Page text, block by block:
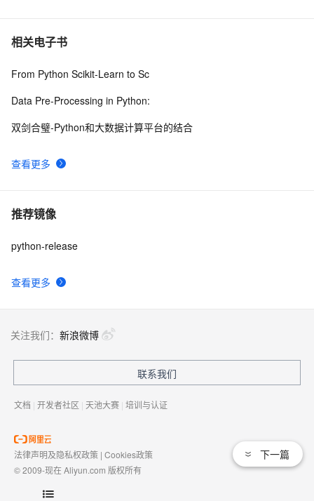
相关电子书
查看更多
From Python Scikit-Learn to Sc
Data Pre-Processing in Python:
双剑合璧-Python和大数据计算平台的结合
推荐镜像
查看更多
python-release
下一篇
关注我们： 新浪微博
联系我们
文档 | 开发者社区 | 天池大赛 | 培训与认证
法律声明及隐私权政策 | Cookies政策
© 2009-现在 Aliyun.com 版权所有